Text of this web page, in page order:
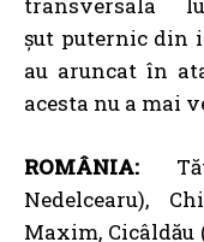
șut puternic din
au aruncat în
acesta nu a mai
ROMÂNIA:
Nedelcearu),
Maxim, Cicâldău